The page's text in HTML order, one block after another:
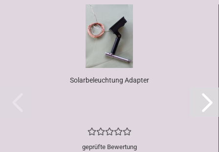
Solarbeleuchtung Adapter
geprüfte Bewertung